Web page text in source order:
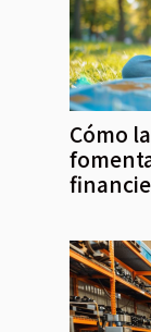
Cómo